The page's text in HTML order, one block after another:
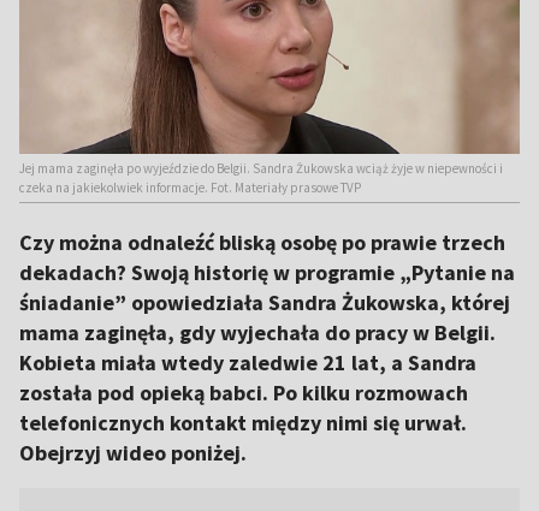
Jej mama zaginęła po wyjeździe do Belgii. Sandra Żukowska wciąż żyje w niepewności i
czeka na jakiekolwiek informacje. Fot. Materiały prasowe TVP
Czy można odnaleźć bliską osobę po prawie trzech
dekadach? Swoją historię w programie „Pytanie na
śniadanie” opowiedziała Sandra Żukowska, której
mama zaginęła, gdy wyjechała do pracy w Belgii.
Kobieta miała wtedy zaledwie 21 lat, a Sandra
została pod opieką babci. Po kilku rozmowach
telefonicznych kontakt między nimi się urwał.
Obejrzyj wideo poniżej.